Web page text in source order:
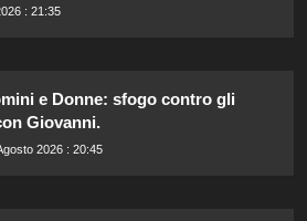
: 21:35
e Donne: sfogo contro gli
Giovanni.
2026 : 20:45